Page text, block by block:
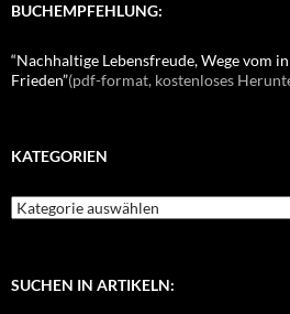
BUCHEMPFEHLUNG:
“Nachhaltige Lebensfreude, Wege vom
Frieden”(pdf-format, kostenloses
KATEGORIEN
K
g
SUCHEN IN ARTIKELN: